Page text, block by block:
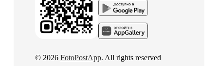
© 2026 FotoPostApp. All rights reserved